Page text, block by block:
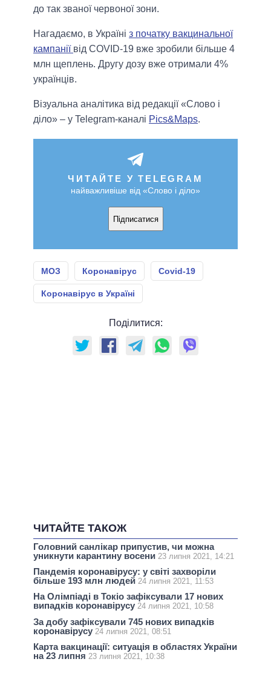
до так званої червоної зони.
Нагадаємо, в Україні з початку вакцинальної
кампанії від COVID-19 вже зробили більше 4
млн щеплень. Другу дозу вже отримали 4%
українців.
Візуальна аналітика від редакції «Слово і
діло» – у Telegram-каналі Pics&Maps.
ЧИТАЙТЕ У TELEGRAM
найважливіше від «Слово і діло»
Підписатися
МОЗ Коронавірус Covid-19
Коронавірус в Україні
Поділитися:
ЧИТАЙТЕ ТАКОЖ
Головний санлікар припустив, чи можна
уникнути карантину восени 23 липня 2021, 14:21
Пандемія коронавірусу: у світі захворіли
більше 193 млн людей 24 липня 2021, 11:53
На Олімпіаді в Токіо зафіксували 17 нових
випадків коронавірусу 24 липня 2021, 10:58
За добу зафіксували 745 нових випадків
коронавірусу 24 липня 2021, 08:51
Карта вакцинації: ситуація в областях України
на 23 липня 23 липня 2021, 10:38